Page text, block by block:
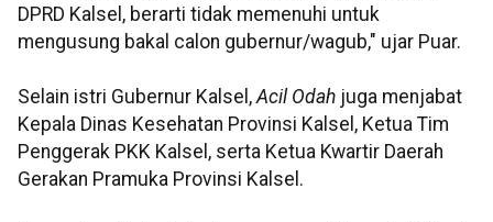
DPRD Kalsel, berarti tidak memenuhi untuk
mengusung bakal calon gubernur/wagub," ujar Puar.
Selain istri Gubernur Kalsel,Acil Odah juga menjabat
Kepala Dinas Kesehatan Provinsi Kalsel, Ketua Tim
Penggerak PKK Kalsel, serta Ketua Kwartir Daerah
Gerakan Pramuka Provinsi Kalsel.